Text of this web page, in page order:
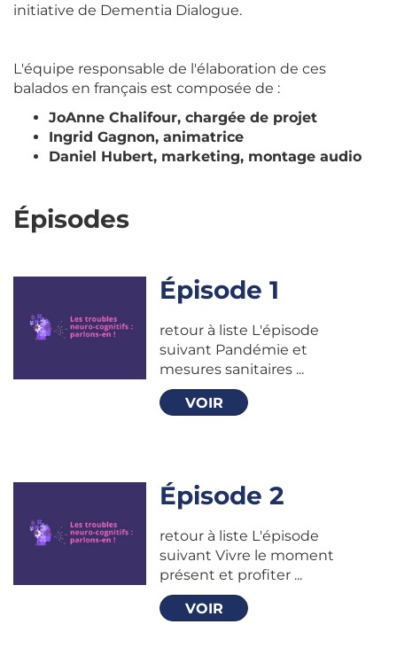
initiative de Dementia Dialogue.
L'équipe responsable de l'élaboration de ces
balados en français est composée de :
JoAnne Chalifour, chargée de projet
Ingrid Gagnon, animatrice
Daniel Hubert, marketing, montage audio
Épisodes
Épisode 1
retour à liste L'épisode
suivant Pandémie et
mesures sanitaires ...
VOIR
Épisode 2
retour à liste L'épisode
suivant Vivre le moment
présent et profiter ...
VOIR